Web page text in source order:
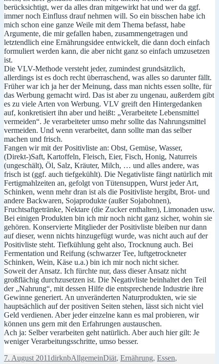
berücksichtigt, wer da alles dran mitgewirkt hat und wer da ggf.
immer noch Einfluss drauf nehmen will. So ein bisschen habe ich
mich schon eine ganze Weile mit dem Thema befasst, habe
Argumente, die mir gefallen haben, zusammengetragen und
letztendlich eine Ernährungsidee entwickelt, die dann doch einfach
formuliert werden kann, die aber nicht ganz so einfach umzusetzen
ist.
Die VLV-Methode versteht jeder, zumindest grundsätzlich,
allerdings ist es doch recht überraschend, was alles so darunter fällt.
Früher war ich ja her der Meinung, dass man nichts essen sollte, für
das Werbung gemacht wird. Das ist aber zu ungenau, außerdem gibt
es zu viele Arten von Werbung. VLV greift den Hintergedanken
auf, konkretisiert ihn aber und heißt: „Verarbeitete Lebensmittel
vermeiden“. Je verarbeiteter umso mehr sollte das Nahrungsmittel
vermeiden. Und wenn verarbeitet, dann sollte man das selber
machen und frisch.
Fangen wir mit der Positivliste an: Obst, Gemüse, Wasser,
(Direkt-)Saft, Kartoffeln, Fleisch, Eier, Fisch, Honig, Naturreis
(ungeschält), Öl, Salz, Kräuter, Milch, … und alles andere, was
frisch ist (ggf. auch tiefgekühlt). Die Negativliste fängt natürlich mit
Fertigmahlzeiten an, gefolgt von Tütensuppen, Wurst jeder Art,
Schinken, wenn mehr dran ist als die Positivliste hergibt, Brot- und
andere Backwaren, Sojaprodukte (außer Sojabohnen),
Fruchtsaftgetränke, Nektare (die Zucker enthalten), Limonaden usw.
Bei einigen Produkten bin ich mir noch nicht ganz sicher, wohin sie
gehören. Konservierte Mitglieder der Positivliste bleiben nur dann
auf dieser, wenn nichts hinzugefügt wurde, was nicht auch auf der
Positivliste steht. Tiefkühlung geht also, Trocknung auch. Bei
Fermentation und Reifung (schwarzer Tee, luftgetrockneter
Schinken, Wein, Käse u.a.) bin ich mir noch nicht sicher.
Soweit der Ansatz. Ich fürchte nur, dass dieser Ansatz nicht
großflächig durchzusetzen ist. Die Negativliste beinhaltet den Teil
der „Nahrung“, mit dessen Hilfe die entsprechende Industrie ihre
Gewinne generiert. An unveränderten Naturprodukten, wie sie
hauptsächlich auf der positiven Seiten stehen, lässt sich nicht viel
Geld verdienen. Aber jeder einzelne kann es mal probieren, wir
können uns gern mit den Erfahrungen austauschen.
Ach ja: Selber verarbeiten geht natürlich. Aber auch hier gilt: Je
weniger Verarbeitungsschritte, umso besser.
Veröffentlicht
7. August 2011Autor
dirknbKategorien
AllgemeinSchlagwörter
Diät, Ernährung, Essen,